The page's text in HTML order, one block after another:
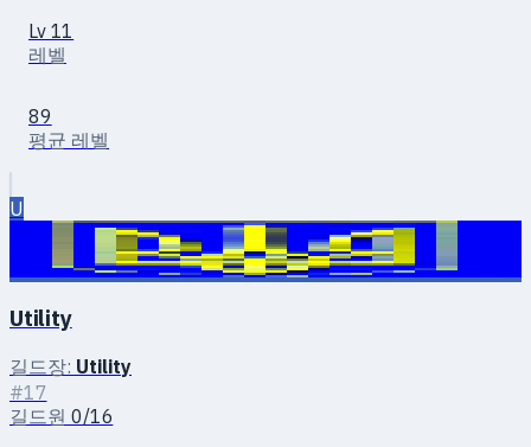
Lv 11
레벨
89
평균 레벨
U
Utility
길드장: Utility
#17
길드원 0/16